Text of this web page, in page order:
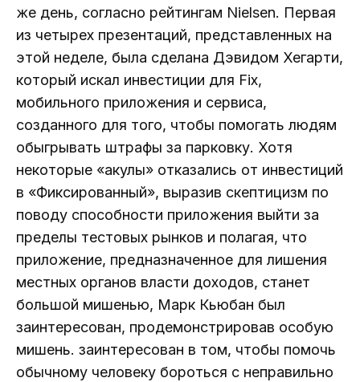
же день, согласно рейтингам Nielsen. Первая
из четырех презентаций, представленных на
этой неделе, была сделана Дэвидом Хегарти,
который искал инвестиции для Fix,
мобильного приложения и сервиса,
созданного для того, чтобы помогать людям
обыгрывать штрафы за парковку. Хотя
некоторые «акулы» отказались от инвестиций
в «Фиксированный», выразив скептицизм по
поводу способности приложения выйти за
пределы тестовых рынков и полагая, что
приложение, предназначенное для лишения
местных органов власти доходов, станет
большой мишенью, Марк Кьюбан был
заинтересован, продемонстрировав особую
мишень. заинтересован в том, чтобы помочь
обычному человеку бороться с неправильно